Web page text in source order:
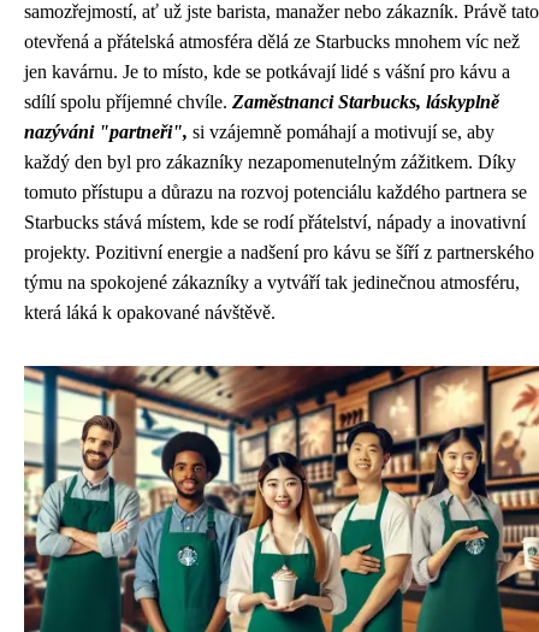
samozřejmostí, ať už jste barista, manažer nebo zákazník. Právě tato
otevřená a přátelská atmosféra dělá ze Starbucks mnohem víc než
jen kavárnu. Je to místo, kde se potkávají lidé s vášní pro kávu a
sdílí spolu příjemné chvíle. Zaměstnanci Starbucks, láskyplně
nazýváni "partneři", si vzájemně pomáhají a motivují se, aby
každý den byl pro zákazníky nezapomenutelným zážitkem. Díky
tomuto přístupu a důrazu na rozvoj potenciálu každého partnera se
Starbucks stává místem, kde se rodí přátelství, nápady a inovativní
projekty. Pozitivní energie a nadšení pro kávu se šíří z partnerského
týmu na spokojené zákazníky a vytváří tak jedinečnou atmosféru,
která láká k opakované návštěvě.